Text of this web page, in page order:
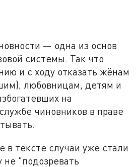
— одна из основ
системы. Так что
и с ходу отказать жёнам
любовницам, детям и
на
чиновников в праве
в тексте случаи уже стали
"подозревать